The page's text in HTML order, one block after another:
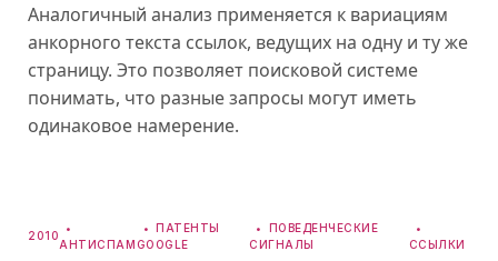
Аналогичный анализ применяется к вариациям
анкорного текста ссылок, ведущих на одну и ту же
страницу. Это позволяет поисковой системе
понимать, что разные запросы могут иметь
одинаковое намерение.
2010
АНТИСПАМ
ПАТЕНТЫ
GOOGLE
ПОВЕДЕНЧЕСКИЕ
СИГНАЛЫ
ССЫЛКИ